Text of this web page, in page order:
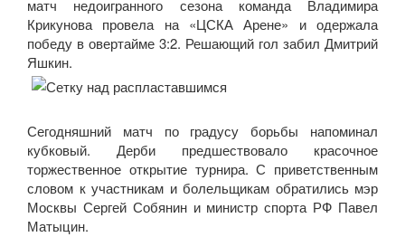
матч недоигранного сезона команда Владимира
Крикунова провела на «ЦСКА Арене» и одержала
победу в овертайме 3:2. Решающий гол забил Дмитрий
Яшкин.
Сегодняшний матч по градусу борьбы напоминал
кубковый. Дерби предшествовало красочное
торжественное открытие турнира. С приветственным
словом к участникам и болельщикам обратились мэр
Москвы Сергей Собянин и министр спорта РФ Павел
Матыцин.